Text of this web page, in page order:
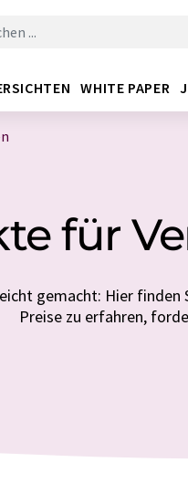
WHITE PAPER
für
gemacht: Hier finden
Preise zu erfahren,